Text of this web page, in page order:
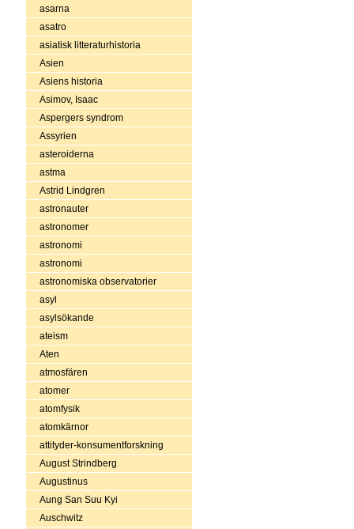
asarna
asatro
asiatisk litteraturhistoria
Asien
Asiens historia
Asimov, Isaac
Aspergers syndrom
Assyrien
asteroiderna
astma
Astrid Lindgren
astronauter
astronomer
astronomi
astronomi
astronomiska observatorier
asyl
asylsökande
ateism
Aten
atmosfären
atomer
atomfysik
atomkärnor
attityder-konsumentforskning
August Strindberg
Augustinus
Aung San Suu Kyi
Auschwitz